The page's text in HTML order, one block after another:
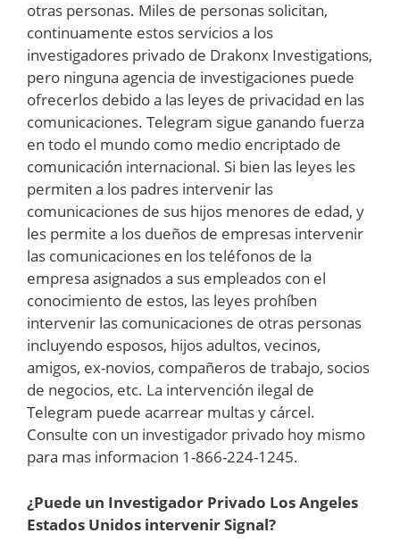
otras personas. Miles de personas solicitan,
continuamente estos servicios a los
investigadores privado de Drakonx Investigations,
pero ninguna agencia de investigaciones puede
ofrecerlos debido a las leyes de privacidad en las
comunicaciones. Telegram sigue ganando fuerza
en todo el mundo como medio encriptado de
comunicación internacional. Si bien las leyes les
permiten a los padres intervenir las
comunicaciones de sus hijos menores de edad, y
les permite a los dueños de empresas intervenir
las comunicaciones en los teléfonos de la
empresa asignados a sus empleados con el
conocimiento de estos, las leyes prohíben
intervenir las comunicaciones de otras personas
incluyendo esposos, hijos adultos, vecinos,
amigos, ex-novios, compañeros de trabajo, socios
de negocios, etc. La intervención ilegal de
Telegram puede acarrear multas y cárcel.
Consulte con un investigador privado hoy mismo
para mas informacion 1-866-224-1245.
¿Puede un Investigador Privado Los Angeles
Estados Unidos intervenir Signal?